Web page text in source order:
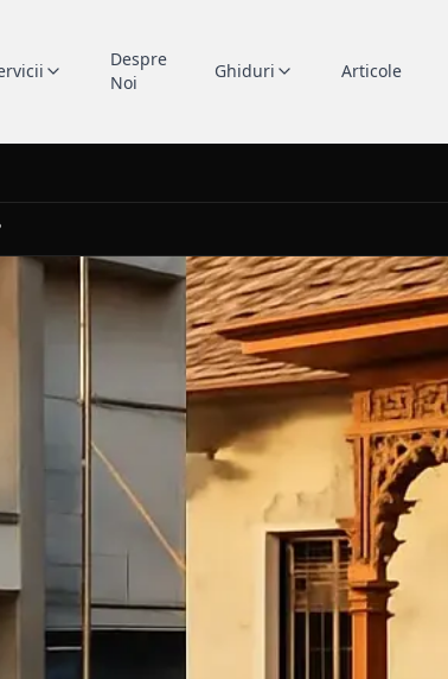
Despre
Noi
Ghiduri Articole